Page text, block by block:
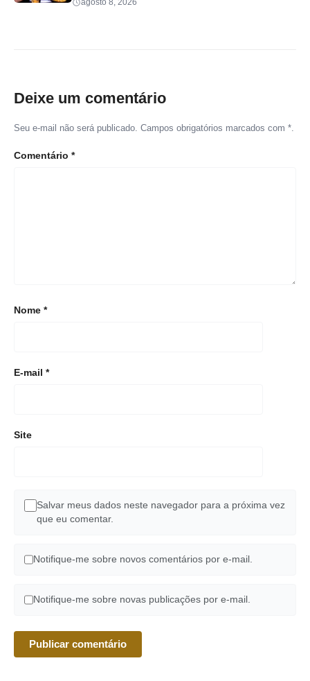
agosto 8, 2026
Deixe um comentário
Seu e-mail não será publicado. Campos obrigatórios marcados com *.
Comentário *
Nome *
E-mail *
Site
Salvar meus dados neste navegador para a próxima vez
que eu comentar.
Notifique-me sobre novos comentários por e-mail.
Notifique-me sobre novas publicações por e-mail.